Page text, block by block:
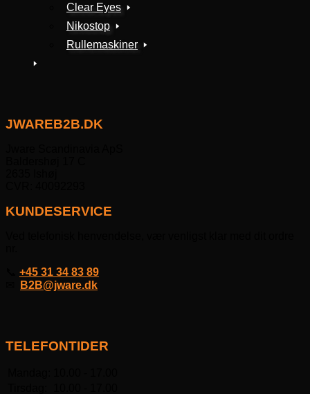
Clear Eyes
Nikostop
Rullemaskiner
JWAREB2B.DK
KUNDESERVICE
+45 31 34 83 89
B2B@jware.dk
TELEFONTIDER